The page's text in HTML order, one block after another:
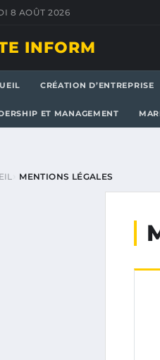
8 AOÛT 2026
INFORM
CRÉATION D’ENTREPRISE
ET MANAGEMENT
MENTIONS LÉGALES